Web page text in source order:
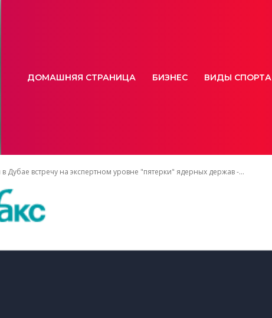
ДОМАШНЯЯ СТРАНИЦА БИЗНЕС ВИДЫ СПОРТА
Дубае встречу на экспертном уровне "пятерки" ядерных держав -...